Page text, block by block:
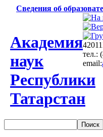
Сведения об
Академия
наук
Республики
Татарстан
тел.:
email: